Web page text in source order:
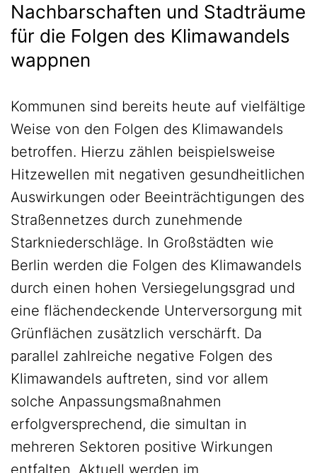
Nachbarschaften und Stadträume
für die Folgen des Klimawandels
wappnen
Kommunen sind bereits heute auf vielfältige
Weise von den Folgen des Klimawandels
betroffen. Hierzu zählen beispielsweise
Hitzewellen mit negativen gesundheitlichen
Auswirkungen oder Beeinträchtigungen des
Straßennetzes durch zunehmende
Starkniederschläge. In Großstädten wie
Berlin werden die Folgen des Klimawandels
durch einen hohen Versiegelungsgrad und
eine flächendeckende Unterversorgung mit
Grünflächen zusätzlich verschärft. Da
parallel zahlreiche negative Folgen des
Klimawandels auftreten, sind vor allem
solche Anpassungsmaßnahmen
erfolgversprechend, die simultan in
mehreren Sektoren positive Wirkungen
entfalten. Aktuell werden im